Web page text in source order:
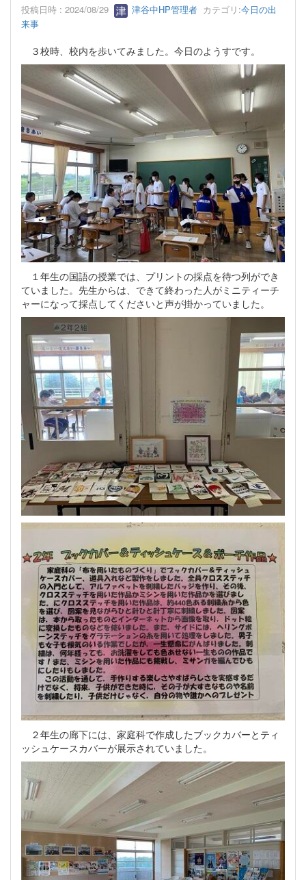
投稿日時 : 2024/08/29 津谷中HP管理者 カテゴリ:今日の出
来事
３校時、校内を歩いてみました。今日のようすです。
１年生の国語の授業では、プリントの採点を待つ列ができ
ていました。先生からは、できて終わった人がミニティーチ
ャーになって採点してくださいと声が掛かっていました。
２年生の廊下には、家庭科で作成したブックカバーとティ
ッシュケースカバーが展示されていました。